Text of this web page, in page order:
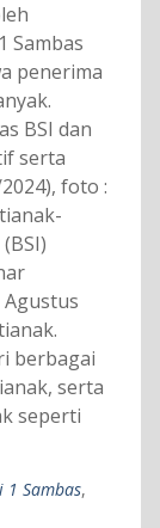
Sambas
penerima
BSI dan
serta
foto :
Agustus
berbagai
serta
seperti
1 Sambas,